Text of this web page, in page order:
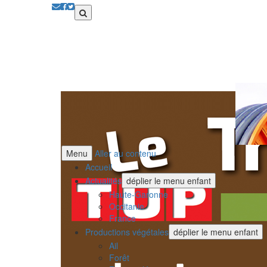
Menu
Aller au contenu
Accueil
Actualités déplier le menu enfant
Haute-Garonne
Occitanie
France
Productions végétales déplier le menu enfant
Ail
Forêt